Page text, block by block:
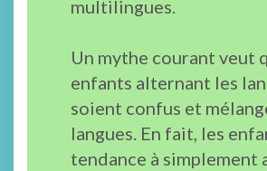
multilingues.
Un mythe courant veut
enfants alternant les
soient confus et
langues. En fait, les
tendance à simplement